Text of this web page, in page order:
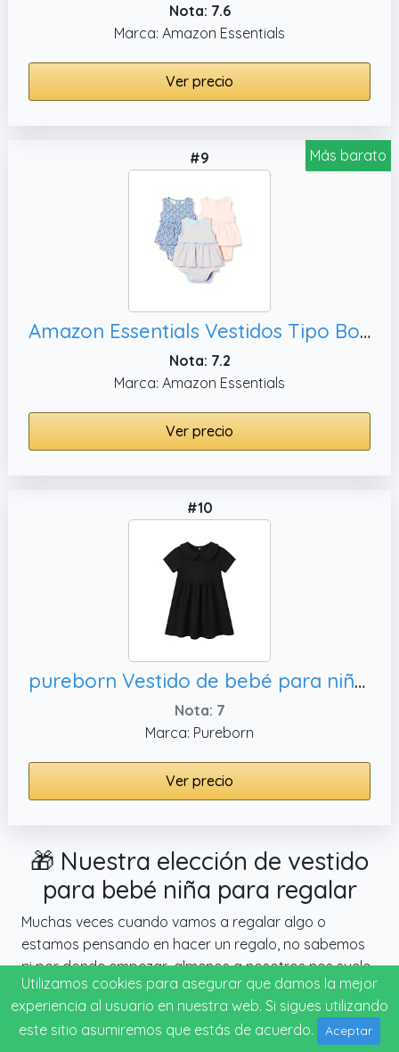
Nota: 7.6
Marca: Amazon Essentials
Ver precio
Más barato
#9
Amazon Essentials Vestidos Tipo Body sin Mangas Bebé Niña, 24 meses
Nota: 7.2
Marca: Amazon Essentials
Ver precio
#10
pureborn Vestido de bebé para niña pequeña, 12 -18 meses
Nota: 7
Marca: Pureborn
Ver precio
🎁 Nuestra elección de vestido
para bebé niña para regalar
Muchas veces cuando vamos a regalar algo o
estamos pensando en hacer un regalo, no sabemos
ni por donde empezar, almenos a nosotros nos suele
pasar, y es de lo más normal.
Sabemos lo que puedes estar pensando: Tengo que
regalar algo y no sé por donde comenzar, ¿cual es el
Utilizamos cookies para asegurar que damos la mejor
experiencia al usuario en nuestra web. Si sigues utilizando
este sitio asumiremos que estás de acuerdo.
Aceptar